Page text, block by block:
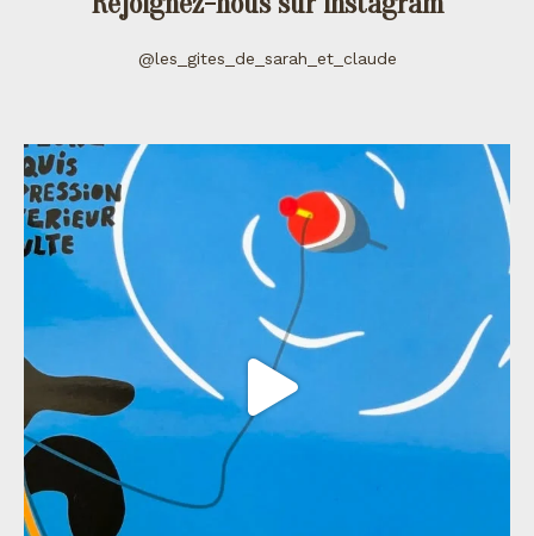
@les_gites_de_sarah_et_claude
les_gites_de_sarah_et_claude